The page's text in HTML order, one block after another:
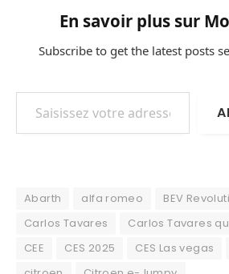
En savoir plus sur
Subscribe to get the latest posts
Saisissez votre adresse e-mail…
Abarth alfa romeo
BEV
Carlos Tavares
Carlos Tavares
CEE
CES 2025 CES Las vegas